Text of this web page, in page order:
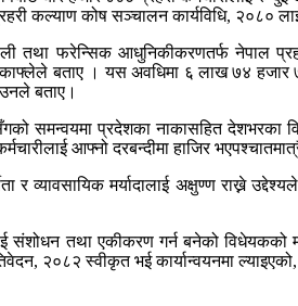
कल्याण कोष सञ्चालन कार्यविधि, २०८०
तथा फरेन्सिक आधुनिकीकरणतर्फ नेपाल
बताए । यस अवधिमा ६ लाख ७४ हजार
बताए।
समन्वयमा प्रदेशका नाकासहित देशभरका
आफ्नो दरबन्दीमा हाजिर
र व्यावसायिक मर्यादालाई अक्षुण्ण राख्ने
संशोधन तथा एकीकरण गर्न बनेको
२०८२ स्वीकृत भई कार्यान्वयनमा